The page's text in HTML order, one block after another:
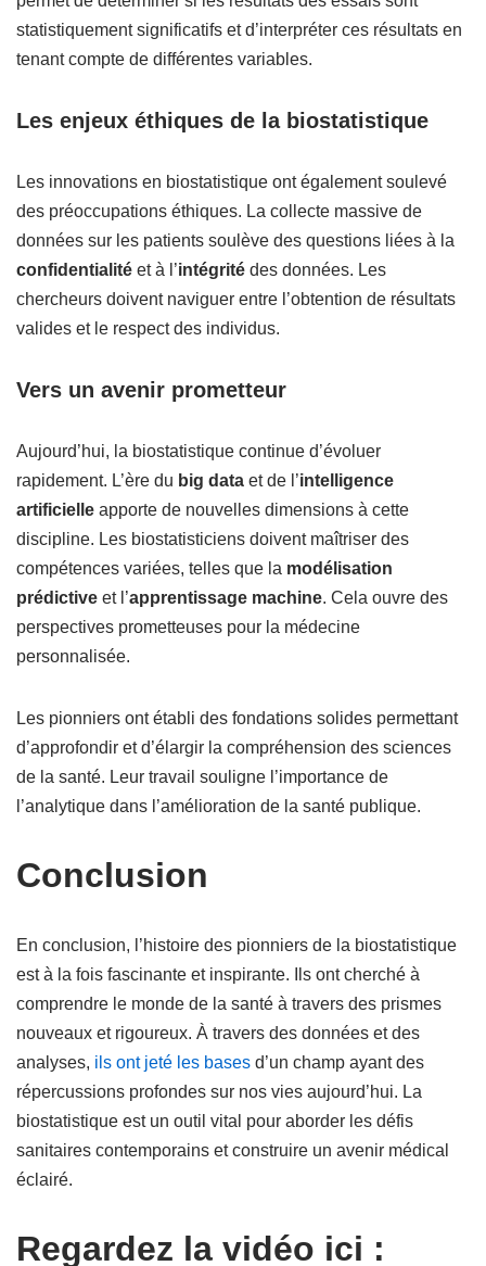
statistiquement significatifs et d’interpréter ces résultats en
tenant compte de différentes variables.
Les enjeux éthiques de la biostatistique
Les innovations en biostatistique ont également soulevé
des préoccupations éthiques. La collecte massive de
données sur les patients soulève des questions liées à la
confidentialité et à l’intégrité des données. Les
chercheurs doivent naviguer entre l’obtention de résultats
valides et le respect des individus.
Vers un avenir prometteur
Aujourd’hui, la biostatistique continue d’évoluer
rapidement. L’ère du big data et de l’intelligence
artificielle apporte de nouvelles dimensions à cette
discipline. Les biostatisticiens doivent maîtriser des
compétences variées, telles que la modélisation
prédictive et l’apprentissage machine. Cela ouvre des
perspectives prometteuses pour la médecine
personnalisée.
Les pionniers ont établi des fondations solides permettant
d’approfondir et d’élargir la compréhension des sciences
de la santé. Leur travail souligne l’importance de
l’analytique dans l’amélioration de la santé publique.
Conclusion
En conclusion, l’histoire des pionniers de la biostatistique
est à la fois fascinante et inspirante. Ils ont cherché à
comprendre le monde de la santé à travers des prismes
nouveaux et rigoureux. À travers des données et des
analyses, ils ont jeté les bases d’un champ ayant des
répercussions profondes sur nos vies aujourd’hui. La
biostatistique est un outil vital pour aborder les défis
sanitaires contemporains et construire un avenir médical
éclairé.
Regardez la vidéo ici :